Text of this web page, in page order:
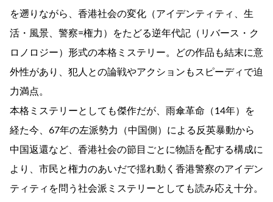
を遡りながら、香港社会の変化（アイデンティティ、生
活・風景、警察=権力）をたどる逆年代記（リバース・ク
ロノロジー）形式の本格ミステリー。どの作品も結末に意
外性があり、犯人との論戦やアクションもスピーディで迫
力満点。
本格ミステリーとしても傑作だが、雨傘革命（14年）を
経た今、67年の左派勢力（中国側）による反英暴動から
中国返還など、香港社会の節目ごとに物語を配する構成に
より、市民と権力のあいだで揺れ動く香港警察のアイデン
ティティを問う社会派ミステリーとしても読み応え十分。